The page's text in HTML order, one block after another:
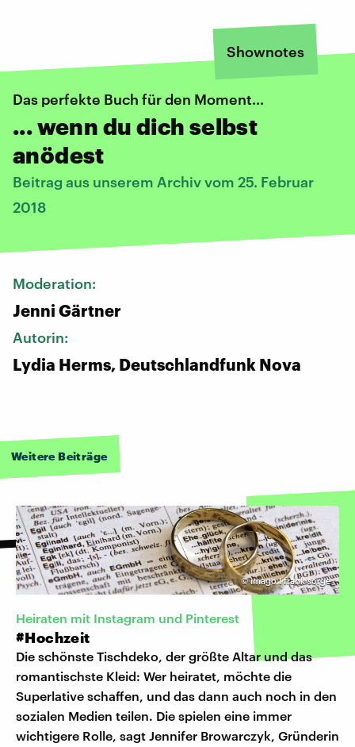
Shownotes
Das perfekte Buch für den Moment...
... wenn du dich selbst
anödest
Beitrag aus unserem Archiv vom 25. Februar
2018
Moderation:
Jenni Gärtner
Autorin:
Lydia Herms, Deutschlandfunk Nova
Weitere Beiträge
©imago I frank sorge
Heiraten mit Instagram und Pinterest
#Hochzeit
Die schönste Tischdeko, der größte Altar und das
romantischste Kleid: Wer heiratet, möchte die
Superlative schaffen, und das dann auch noch in den
sozialen Medien teilen. Die spielen eine immer
wichtigere Rolle, sagt Jennifer Browarczyk, Gründerin